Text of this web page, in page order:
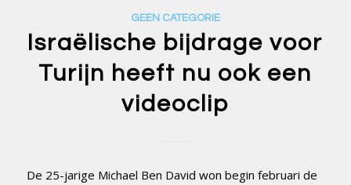
GEEN CATEGORIE
Israëlische bijdrage voor
Turijn heeft nu ook een
videoclip
De 25-jarige Michael Ben David won begin februari de